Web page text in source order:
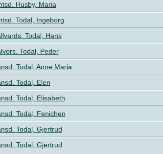
Husby, Maria
Todal, Ingeborg
Todal, Hans
Todal, Peder
Todal, Anne Maria
Todal, Elen
Todal, Elisabeth
Todal, Fenichen
Todal, Gjertrud
Todal, Gjertrud